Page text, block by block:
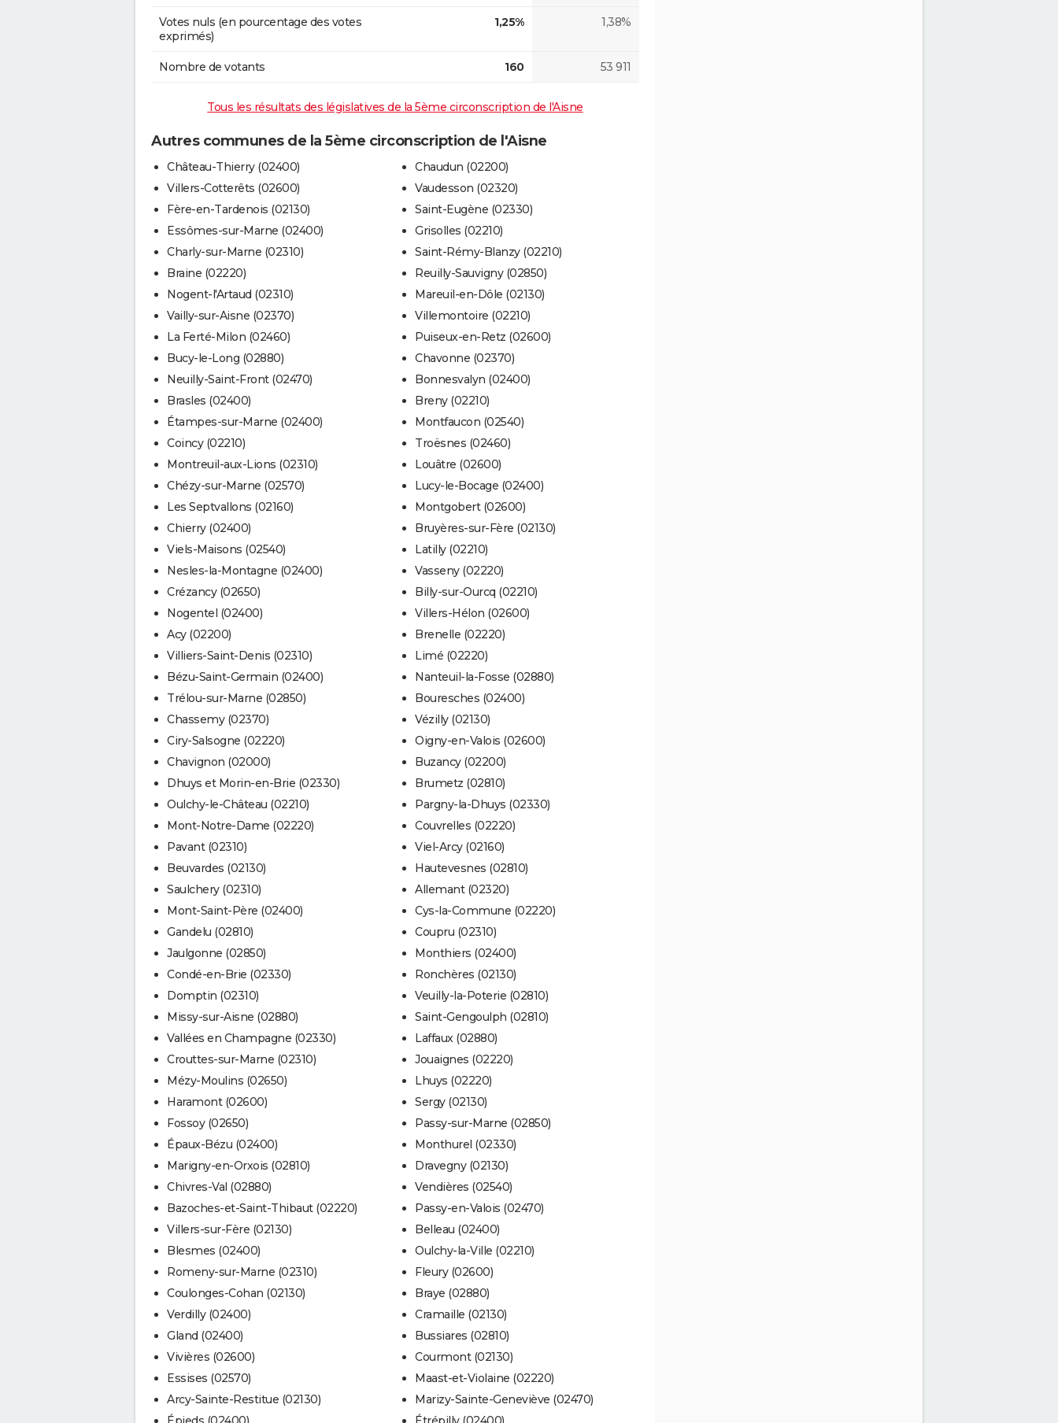
Votes nuls (en pourcentage des votes
exprimés)
1,25% 1,38%
Nombre de votants 160 53 911
Tous les résultats des législatives de la 5ème circonscription de l'Aisne
Autres communes de la 5ème circonscription de l'Aisne
Château-Thierry (02400)
Villers-Cotterêts (02600)
Fère-en-Tardenois (02130)
Essômes-sur-Marne (02400)
Charly-sur-Marne (02310)
Braine (02220)
Nogent-l'Artaud (02310)
Vailly-sur-Aisne (02370)
La Ferté-Milon (02460)
Bucy-le-Long (02880)
Neuilly-Saint-Front (02470)
Brasles (02400)
Étampes-sur-Marne (02400)
Coincy (02210)
Montreuil-aux-Lions (02310)
Chézy-sur-Marne (02570)
Les Septvallons (02160)
Chierry (02400)
Viels-Maisons (02540)
Nesles-la-Montagne (02400)
Crézancy (02650)
Nogentel (02400)
Acy (02200)
Villiers-Saint-Denis (02310)
Bézu-Saint-Germain (02400)
Trélou-sur-Marne (02850)
Chassemy (02370)
Ciry-Salsogne (02220)
Chavignon (02000)
Dhuys et Morin-en-Brie (02330)
Oulchy-le-Château (02210)
Mont-Notre-Dame (02220)
Pavant (02310)
Beuvardes (02130)
Saulchery (02310)
Mont-Saint-Père (02400)
Gandelu (02810)
Jaulgonne (02850)
Condé-en-Brie (02330)
Domptin (02310)
Missy-sur-Aisne (02880)
Vallées en Champagne (02330)
Crouttes-sur-Marne (02310)
Mézy-Moulins (02650)
Haramont (02600)
Fossoy (02650)
Épaux-Bézu (02400)
Marigny-en-Orxois (02810)
Chivres-Val (02880)
Bazoches-et-Saint-Thibaut (02220)
Villers-sur-Fère (02130)
Blesmes (02400)
Romeny-sur-Marne (02310)
Coulonges-Cohan (02130)
Verdilly (02400)
Gland (02400)
Vivières (02600)
Essises (02570)
Arcy-Sainte-Restitue (02130)
Chaudun (02200)
Vaudesson (02320)
Saint-Eugène (02330)
Grisolles (02210)
Saint-Rémy-Blanzy (02210)
Reuilly-Sauvigny (02850)
Mareuil-en-Dôle (02130)
Villemontoire (02210)
Puiseux-en-Retz (02600)
Chavonne (02370)
Bonnesvalyn (02400)
Breny (02210)
Montfaucon (02540)
Troësnes (02460)
Louâtre (02600)
Lucy-le-Bocage (02400)
Montgobert (02600)
Bruyères-sur-Fère (02130)
Latilly (02210)
Vasseny (02220)
Billy-sur-Ourcq (02210)
Villers-Hélon (02600)
Brenelle (02220)
Limé (02220)
Nanteuil-la-Fosse (02880)
Bouresches (02400)
Vézilly (02130)
Oigny-en-Valois (02600)
Buzancy (02200)
Brumetz (02810)
Pargny-la-Dhuys (02330)
Couvrelles (02220)
Viel-Arcy (02160)
Hautevesnes (02810)
Allemant (02320)
Cys-la-Commune (02220)
Coupru (02310)
Monthiers (02400)
Ronchères (02130)
Veuilly-la-Poterie (02810)
Saint-Gengoulph (02810)
Laffaux (02880)
Jouaignes (02220)
Lhuys (02220)
Sergy (02130)
Passy-sur-Marne (02850)
Monthurel (02330)
Dravegny (02130)
Vendières (02540)
Passy-en-Valois (02470)
Belleau (02400)
Oulchy-la-Ville (02210)
Fleury (02600)
Braye (02880)
Cramaille (02130)
Bussiares (02810)
Courmont (02130)
Maast-et-Violaine (02220)
Marizy-Sainte-Geneviève (02470)